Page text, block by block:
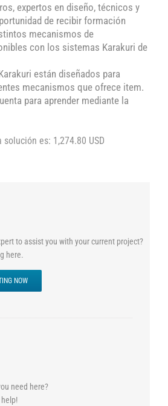
expertos en diseño, técnicos y
de recibir formación
mecanismos de
con los sistemas Karakuri de
están diseñados para
mecanismos que ofrece item.
para aprender mediante la
es: 1,274.80 USD
to assist you with your current project?
here.
NOW
need here?
help!